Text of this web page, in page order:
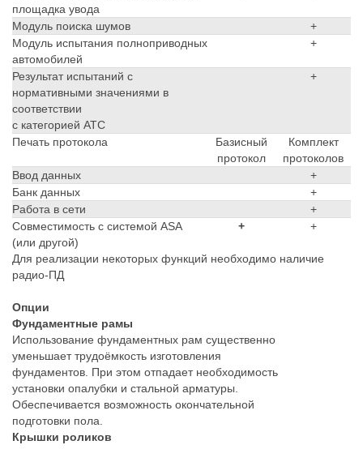
площадка увода
Модуль поиска шумов
+
Модуль испытания полноприводных
автомобилей
+
Результат испытаний с
нормативными значениями в
соответствии
с категорией АТС
+
Печать протокола
Базисный
протокол
Комплект
протоколов
Ввод данных
+
Банк данных
+
Работа в сети
+
Совместимость с системой ASA
(или другой)
+ +
Для реализации некоторых функций необходимо наличие
радио-ПД
Опции
Фундаментные рамы
Использование фундаментных рам существенно
уменьшает трудоёмкость изготовления
фундаментов. При этом отпадает необходимость
установки опалубки и стальной арматуры.
Обеспечивается возможность окончательной
подготовки пола.
Крышки роликов